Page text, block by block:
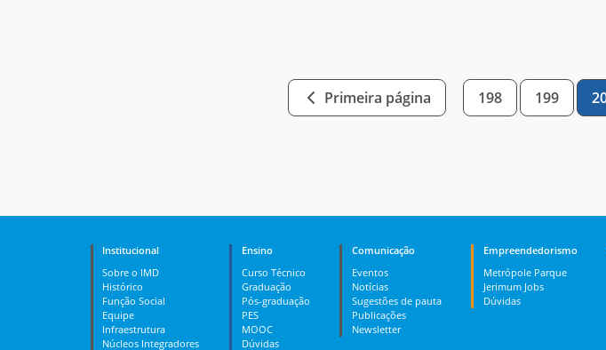
Primeira página 198 199
Institucional
Sobre o IMD
Histórico
Função Social
Equipe
Infraestrutura
Núcleos Integradores
Ensino
Curso Técnico
Graduação
Pós-graduação
PES
MOOC
Dúvidas
Comunicação
Eventos
Notícias
Sugestões de pauta
Publicações
Newsletter
Empreendedorismo
Metrópole Parque
Jerimum Jobs
Dúvidas